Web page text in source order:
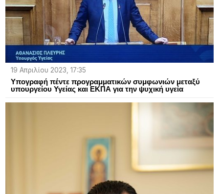
19 Απριλίου 2023, 17:35
Υπογραφή πέντε προγραμματικών συμφωνιών μεταξύ
υπουργείου Υγείας και ΕΚΠΑ για την ψυχική υγεία